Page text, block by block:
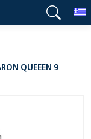
QUEEEN 9